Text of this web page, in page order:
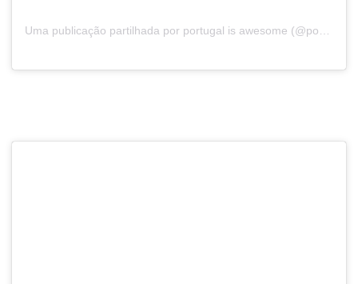
Uma publicação partilhada por portugal is awesome (@portugal.is.awesome) a29 de Abr, 2017 às 1:20 PDT